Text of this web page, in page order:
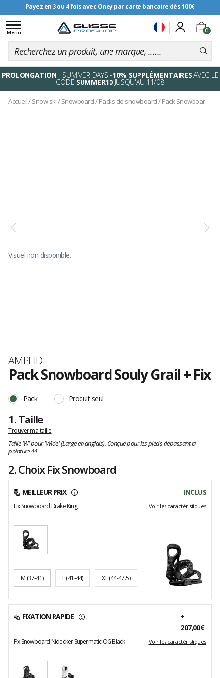
Payez en 3 ou 4 fois avec Oney par carte bancaire dès 100€
Livraison offerte dès 99€
0
Toggle
navigation
Menu
PROLONGATION - SUMMER DAYS -10% SUPPLÉMENTAIRES AVEC LE
CODE SUMMER10JUSQU'AU 11/08
Accueil/Snow ski/Snowboard/Packs de snowboard/Pack Snowboard Souly Grail + Fix
Visuel non disponible.
Marque
AMPLID
Pack Snowboard Souly Grail + Fix
avis
clients
Pack Produit seul
1.Taille
Trouver ma taille
Taille 'W' pour 'Wide' (Large en anglais). Conçue pour les pieds dépassant la
pointure 44
2. Choix Fix Snowboard
MEILLEUR PRIX INCLUS
Fix Snowboard Drake King Voir les caractéristiques
M (37-41) L(41-44) XL(44-47.5)
FIXATION RAPIDE
+
207,00€
Fix Snowboard Nidecker Supermatic OG Black Voir les caractéristiques